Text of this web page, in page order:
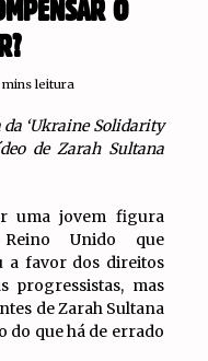
O
mins leitura
‘Ukraine Solidarity
de Zarah Sultana
uma jovem figura
Unido que
a favor dos direitos
progressistas, mas
de Zarah Sultana
do que há de errado